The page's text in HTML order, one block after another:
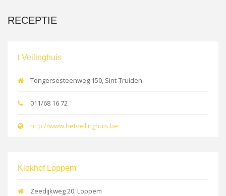
RECEPTIE
t Veilinghuis
Tongersesteenweg 150, Sint-Truiden
011/68 16 72
http://www.hetveilinghuis.be
Klokhof Loppem
Zeedijkweg 20, Loppem